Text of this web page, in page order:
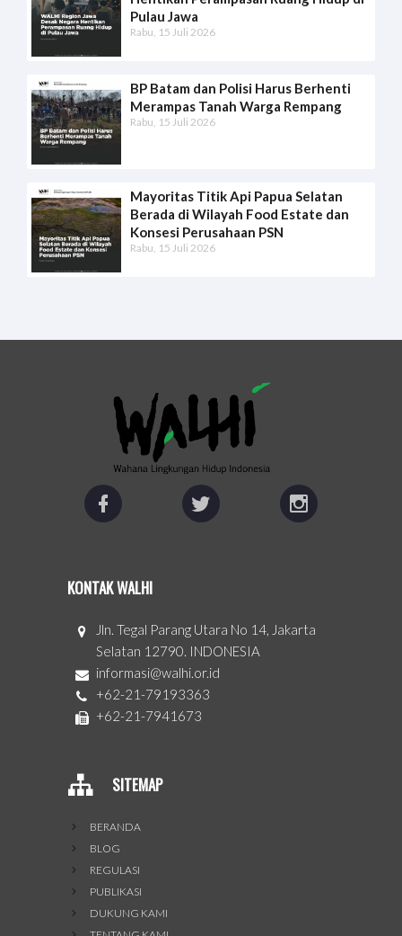
Pulau Jawa
Rabu, 15 Juli 2026
BP Batam dan Polisi Harus Berhenti
Merampas Tanah Warga Rempang
Rabu, 15 Juli 2026
Mayoritas Titik Api Papua Selatan
Berada di Wilayah Food Estate dan
Konsesi Perusahaan PSN
Rabu, 15 Juli 2026
KONTAK WALHI
Jln. Tegal Parang Utara No 14, Jakarta
Selatan 12790. INDONESIA
informasi@walhi.or.id
+62-21-79193363
+62-21-7941673
SITEMAP
BERANDA
BLOG
REGULASI
PUBLIKASI
DUKUNG KAMI